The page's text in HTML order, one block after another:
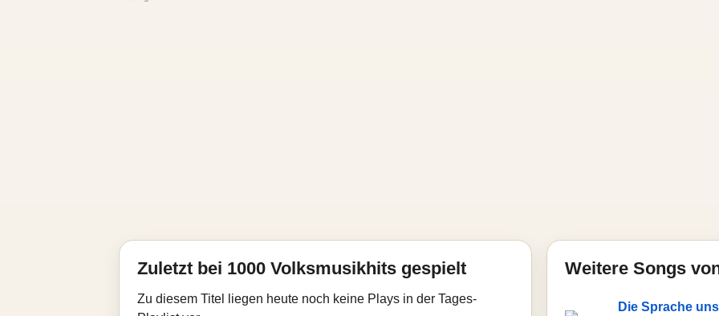
Zuletzt bei 1000 Volksmusikhits gespielt
Zu diesem Titel liegen heute noch keine Plays in der Tages-
Weitere Songs
Die Sprache